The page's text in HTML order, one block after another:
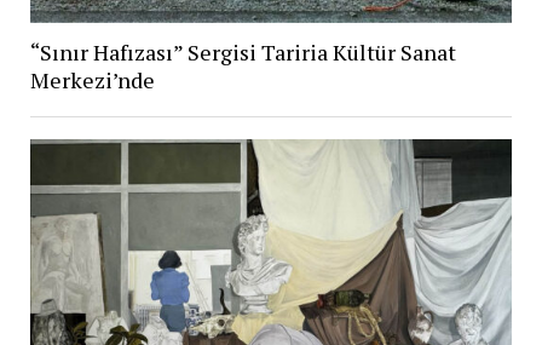
“Sınır Hafızası” Sergisi Tariria Kültür Sanat
Merkezi’nde